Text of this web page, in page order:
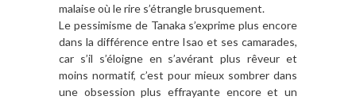
malaise où le rire s’étrangle brusquement.
Le pessimisme de Tanaka s’exprime plus encore
dans la différence entre Isao et ses camarades,
car s’il s’éloigne en s’avérant plus rêveur et
moins normatif, c’est pour mieux sombrer dans
une obsession plus effrayante encore et un